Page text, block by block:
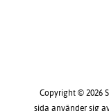
Copyright © 2026
sida använder sig